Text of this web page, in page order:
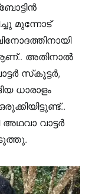
മുന്നോട്
ആണ്.. അതിനാൽ
സ്‌കൂട്ടർ,
ധാരാളം
വാട്ടർ